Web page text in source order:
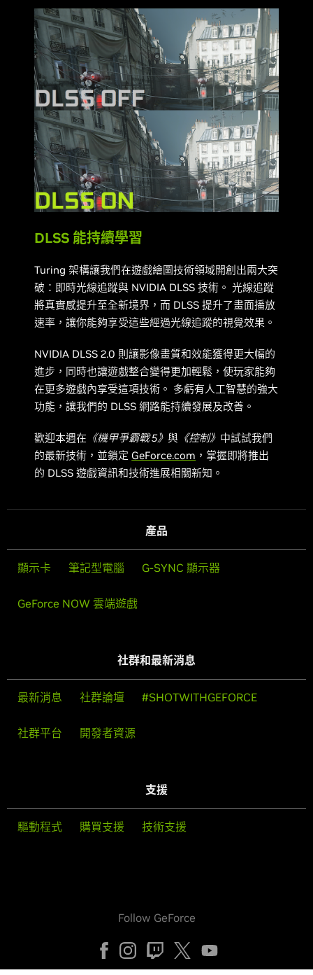
DLSS 能持續學習
Turing 架構讓我們在遊戲繪圖技術領域開創出兩大突
破：即時光線追蹤與 NVIDIA DLSS 技術。 光線追蹤
將真實感提升至全新境界，而 DLSS 提升了畫面播放
速率，讓你能夠享受這些經過光線追蹤的視覺效果。
NVIDIA DLSS 2.0 則讓影像畫質和效能獲得更大幅的
進步，同時也讓遊戲整合變得更加輕鬆，使玩家能夠
在更多遊戲內享受這項技術。 多虧有人工智慧的強大
功能，讓我們的 DLSS 網路能持續發展及改善。
歡迎本週在 《機甲爭霸戰 5》與 《控制》 中試試我們
的最新技術，並鎖定 GeForce.com ，掌握即將推出
的 DLSS 遊戲資訊和技術進展相關新知。
產品
顯示卡 筆記型電腦 G-SYNC 顯示器
GeForce NOW 雲端遊戲
社群和最新消息
最新消息 社群論壇 #SHOTWITHGEFORCE
社群平台 開發者資源
支援
驅動程式 購買支援 技術支援
Follow GeForce